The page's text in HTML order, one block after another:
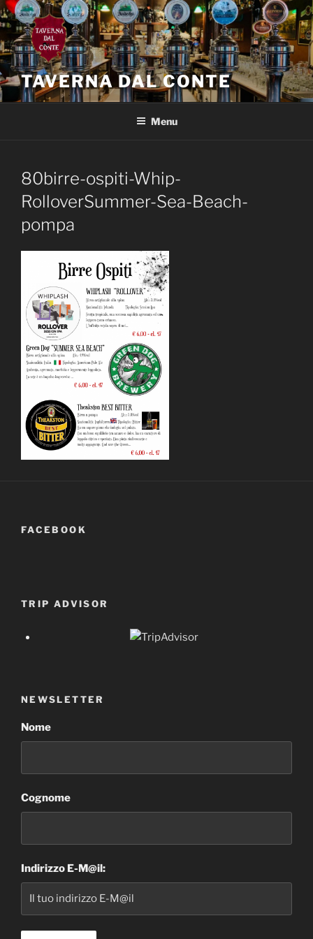
Salta
al
contenuto
TAVERNA DAL CONTE
Menu
80birre-ospiti-Whip-
RolloverSummer-Sea-Beach-
pompa
FACEBOOK
TRIP ADVISOR
NEWSLETTER
Nome
Cognome
Indirizzo E-M@il: